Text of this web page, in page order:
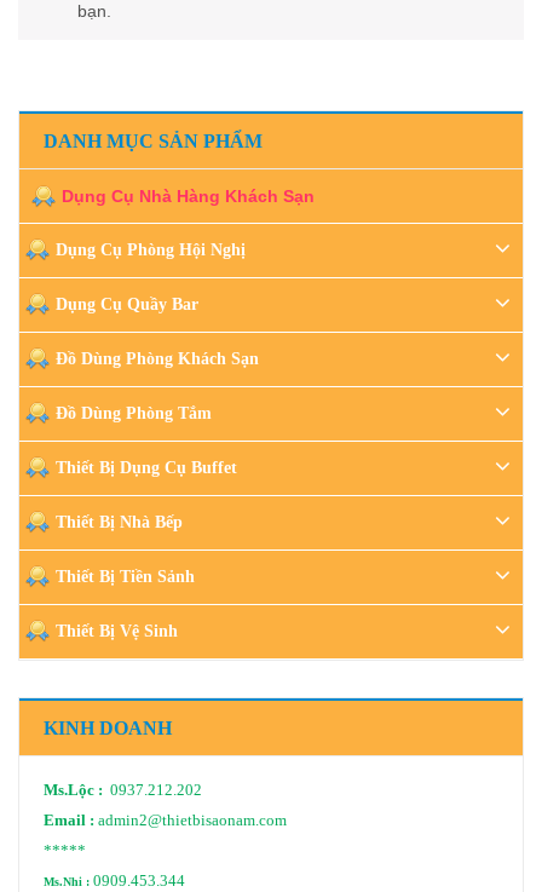
bạn.
DANH MỤC SẢN PHẨM
Dụng Cụ Nhà Hàng Khách Sạn
Dụng Cụ Phòng Hội Nghị
Dụng Cụ Quầy Bar
Đồ Dùng Phòng Khách Sạn
Đồ Dùng Phòng Tắm
Thiết Bị Dụng Cụ Buffet
Thiết Bị Nhà Bếp
Thiết Bị Tiền Sảnh
Thiết Bị Vệ Sinh
KINH DOANH
Ms.Lộc : 0937.212.202
Email : admin2@thietbisaonam.com
*****
Ms.Nhi : 0909.453.344